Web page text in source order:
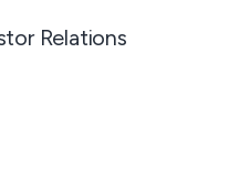
Relations